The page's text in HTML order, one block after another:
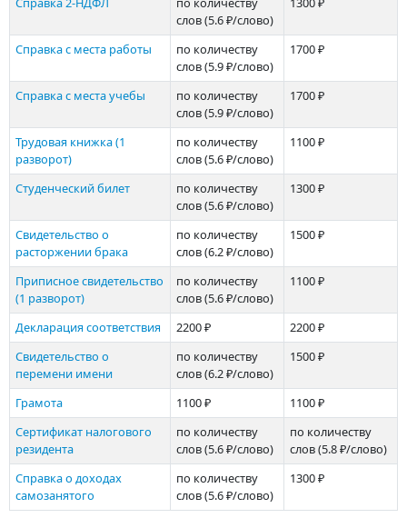
слов(5.6 ₽/слово)
Справка с места работы
по количеству
слов(5.9 ₽/слово)
1700 ₽
Справка с места учебы
по количеству
слов(5.9 ₽/слово)
1700 ₽
Трудовая книжка (1
разворот)
по количеству
слов(5.6 ₽/слово)
1100 ₽
Студенческий билет
по количеству
слов(5.6 ₽/слово)
1300 ₽
Свиде­тельство о
расторжении брака
по количеству
слов(6.2 ₽/слово)
1500 ₽
Приписное свидетельство
(1 разворот)
по количеству
слов(5.6 ₽/слово)
1100 ₽
Декларация соответствия 2200 ₽
2200 ₽
Свидетельство о
перемени имени
по количеству
слов(6.2 ₽/слово)
1500 ₽
Грамота 1100 ₽
1100 ₽
Сертификат налогового
резидента
по количеству
слов(5.6 ₽/слово)
по количеству
слов(5.8 ₽/слово)
Справка о доходах
самозанятого
по количеству
слов(5.6 ₽/слово)
1300 ₽